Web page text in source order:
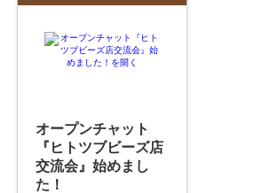
オープンチャット
『ヒトツブビーズ店
交流会』始めまし
た！